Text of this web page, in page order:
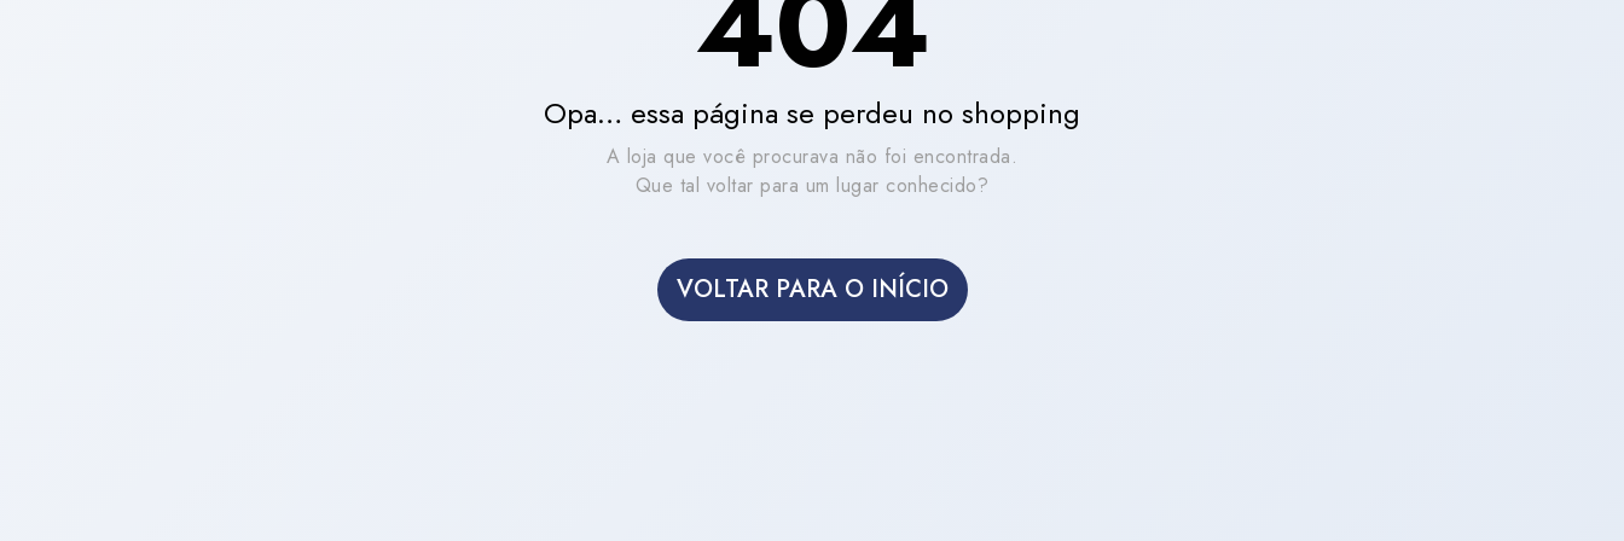
Opa… essa página se perdeu no shopping
A loja que você procurava não foi encontrada.
Que tal voltar para um lugar conhecido?
VOLTAR PARA O INÍCIO